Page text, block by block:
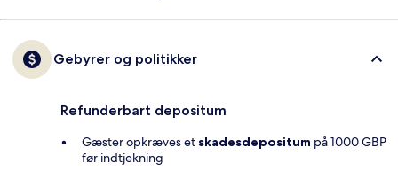
Gebyrer og politikker
Refunderbart depositum
Gæster opkræves et skadesdepositum på 1000 GBP
før indtjekning